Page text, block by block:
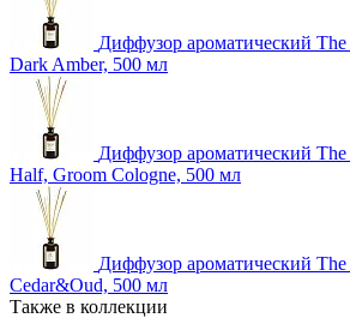
Диффузор ароматический
Dark Amber, 500 мл
Диффузор ароматический
Half, Groom Cologne, 500 мл
Диффузор ароматический
Cedar&Oud, 500 мл
Также в коллекции